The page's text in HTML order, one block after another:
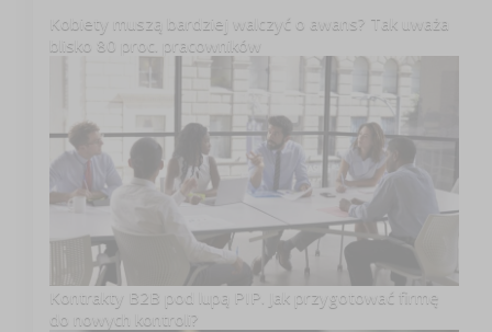
Kobiety muszą bardziej walczyć o awans? Tak uważa
blisko 80 proc. pracowników
Kontrakty B2B pod lupą PIP. Jak przygotować firmę
do nowych kontroli?